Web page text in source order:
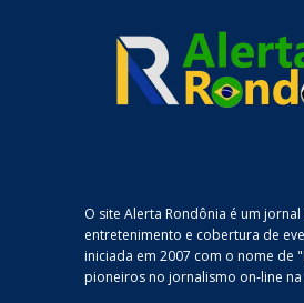
O site Alerta Rondônia é um
entretenimento e cobertura de
iniciada em 2007 com o nome de
pioneiros no jornalismo on-line